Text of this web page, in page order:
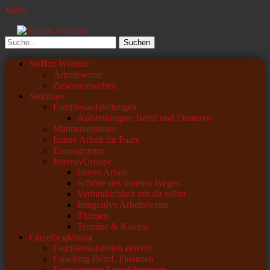
Menü
Steffen Wöhner
Lehrer und Seminarleiter
Suchen
nach:
Primäres
Zum
Steffen Wöhner
Arbeitsweise
Zusammenarbeit
Seminare
Familienaufstellungen
Aufstellungen: Beruf und Finanzen
Männerseminare
Innere Arbeit für Paare
Enneagramm
IntensivGruppe
Innere Arbeit
Schritte des inneren Weges
Verbindlichkeit mit dir selbst
Integrative Arbeitsweise
Themen
Termine & Kosten
Einzelbegleitung
Familienaufstellen einzeln
Coaching Beruf, Finanzen